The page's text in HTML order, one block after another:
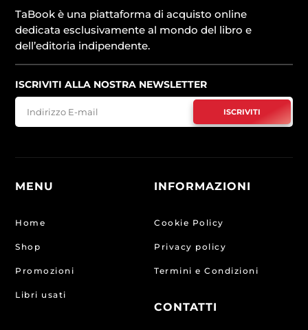
TaBook è una piattaforma di acquisto online
dedicata esclusivamente al mondo del libro e
dell’editoria indipendente.
ISCRIVITI ALLA NOSTRA NEWSLETTER
ISCRIVITI
MENU
Home
Shop
Promozioni
Libri usati
INFORMAZIONI
Cookie Policy
Privacy policy
Termini e Condizioni
CONTATTI